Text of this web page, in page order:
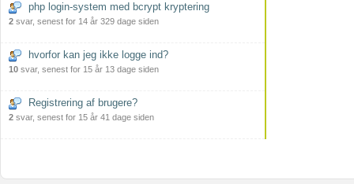
php login-system med bcrypt kryptering
2 svar, senest for 14 år 329 dage siden
hvorfor kan jeg ikke logge ind?
10 svar, senest for 15 år 13 dage siden
Registrering af brugere?
2 svar, senest for 15 år 41 dage siden